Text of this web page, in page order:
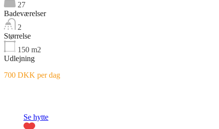
27
Badeværelser
2
Størrelse
150 m2
Udlejning
700 DKK per dag
Se hytte